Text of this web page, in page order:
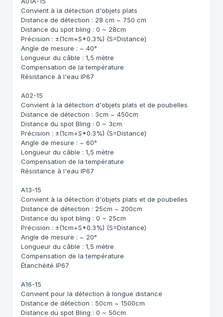
Convient à la détection d'objets plats
Distance de détection : 28 cm ~ 750 cm
Distance du spot bling : 0 ~ 28cm
Précision : ±(1cm+S*0.3%) (S=Distance)
Angle de mesure : ~ 40°
Longueur du câble : 1,5 mètre
Compensation de la température
Résistance à l'eau IP67
A02-15
Convient à la détection d'objets plats et de poubelles
Distance de détection : 3cm ~ 450cm
Distance du spot Bling : 0 ~ 3cm
Précision : ±(1cm+S*0.3%) (S=Distance)
Angle de mesure : ~ 60°
Longueur du câble : 1,5 mètre
Compensation de la température
Résistance à l'eau IP67
A13-15
Convient à la détection d'objets plats et de poubelles
Distance de détection : 25cm ~ 200cm
Distance du spot bling : 0 ~ 25cm
Précision : ±(1cm+S*0.3%) (S=Distance)
Angle de mesure : ~ 20°
Longueur du câble : 1,5 mètre
Compensation de la température
Étanchéité IP67
A16-15
Convient pour la détection à longue distance
Distance de détection : 50cm ~ 1500cm
Distance du spot Bling : 0 ~ 50cm